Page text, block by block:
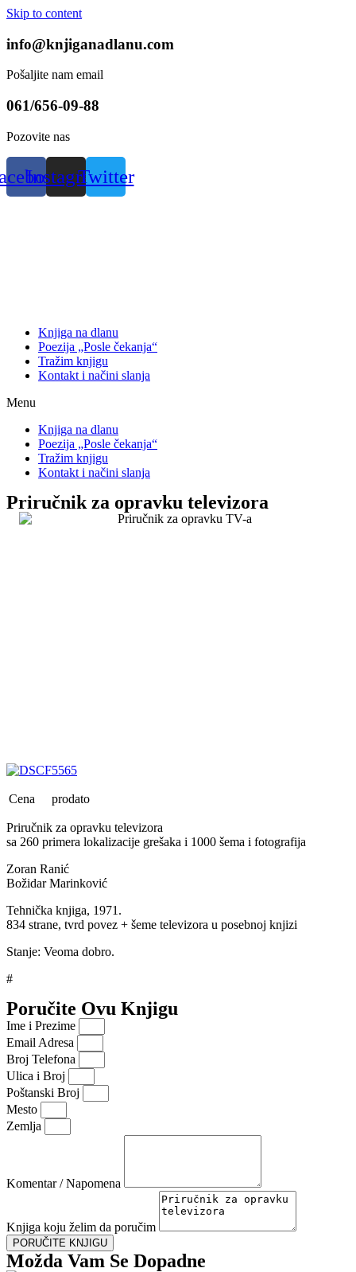
Skip to content
info@knjiganadlanu.com
Pošaljite nam email
061/656-09-88
Pozovite nas
InstagramTwitter
Knjiga na dlanu
Poezija „Posle čekanja“
Tražim knjigu
Kontakt i načini slanja
Menu
Knjiga na dlanu
Poezija „Posle čekanja“
Tražim knjigu
Kontakt i načini slanja
Priručnik za opravku televizora
Cena prodato
Priručnik za opravku televizora
sa 260 primera lokalizacije grešaka i 1000 šema i fotografija
Zoran Ranić
Božidar Marinković
Tehnička knjiga, 1971.
834 strane, tvrd povez + šeme televizora u posebnoj knjizi
Stanje: Veoma dobro.
#
Poručite Ovu Knjigu
Ime i Prezime
Email Adresa
Broj Telefona
Ulica i Broj
Poštanski Broj
Mesto
Zemlja
Komentar / Napomena
Knjiga koju želim da poručim
PORUČITE KNJIGU
Možda Vam Se Dopadne